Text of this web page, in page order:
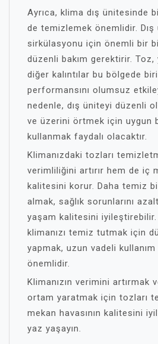
Ayrıca, klima dış ünitesinde
de temizlemek önemlidir. Dış
sirkülasyonu için önemli bir
düzenli bakım gerektirir. Toz,
diğer kalıntılar bu bölgede
performansını olumsuz
nedenle, dış üniteyi düzenli
ve üzerini örtmek için uygun
kullanmak faydalı olacaktır.
Klimanızdaki tozları
verimliliğini artırır hem de iç
kalitesini korur. Daha temiz
almak, sağlık sorunlarını
yaşam kalitesini iyileştirebilir.
klimanızı temiz tutmak için
yapmak, uzun vadeli kullanım
önemlidir.
Klimanızın verimini artırmak
ortam yaratmak için tozları
mekan havasının kalitesini
yaz yaşayın.